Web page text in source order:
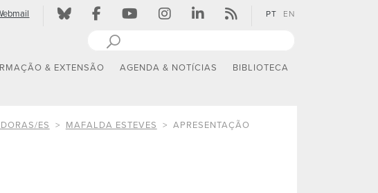
PT EN
& EXTENSÃO AGENDA & NOTÍCIAS BIBLIOTECA
ES MAFALDA ESTEVES APRESENTAÇÃO